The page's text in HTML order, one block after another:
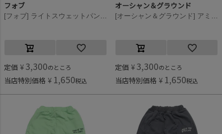
フォブ
定価 ¥ 3,300のところ
当店特別価格 ¥ 1,650税込
オーシャン＆グラウンド
定価 ¥ 3,300のところ
当店特別価格 ¥ 1,650税込